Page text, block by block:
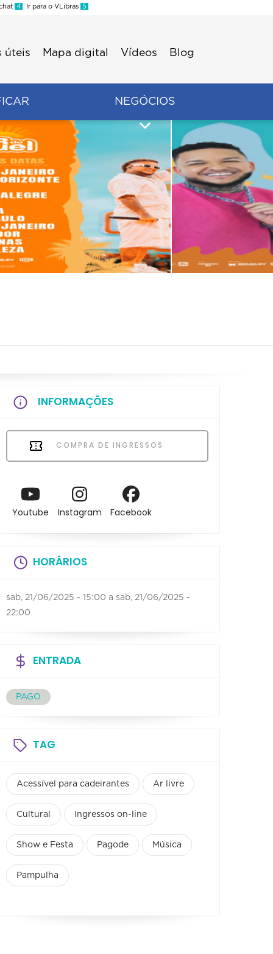
4 Ir para o VLibras 5
úteis Mapa digital Vídeos Blog
NEGÓCIOS
INFORMAÇÕES
COMPRA DE INGRESSOS
Youtube Instagram Facebook
HORÁRIOS
sab, 21/06/2025 - 15:00 a sab, 21/06/2025 -
22:00
ENTRADA
PAGO
TAG
Acessível para cadeirantes Ar livre
Cultural Ingressos on-line
Show e Festa Pagode Música
Pampulha